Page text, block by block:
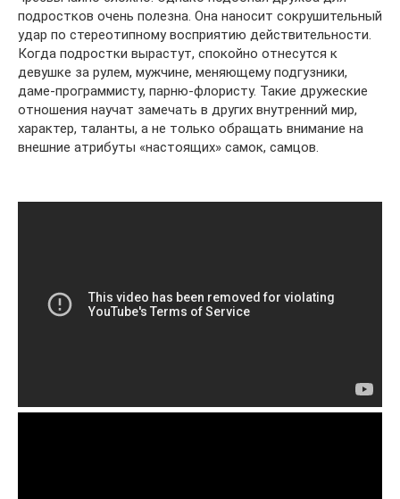
подростков очень полезна. Она наносит сокрушительный
удар по стереотипному восприятию действительности.
Когда подростки вырастут, спокойно отнесутся к
девушке за рулем, мужчине, меняющему подгузники,
даме-программисту, парню-флористу. Такие дружеские
отношения научат замечать в других внутренний мир,
характер, таланты, а не только обращать внимание на
внешние атрибуты «настоящих» самок, самцов.